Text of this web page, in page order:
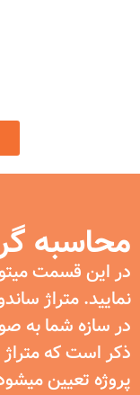
محاسبه
در این قسمت
نمایید. متراژ
در سازه شما به
ذکر است که
پروژه تعیین